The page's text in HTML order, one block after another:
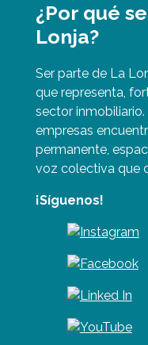
¿Por qué
Lonja?
Ser parte de La
que representa,
sector
empresas
permanente,
voz colectiva que
¡Síguenos!